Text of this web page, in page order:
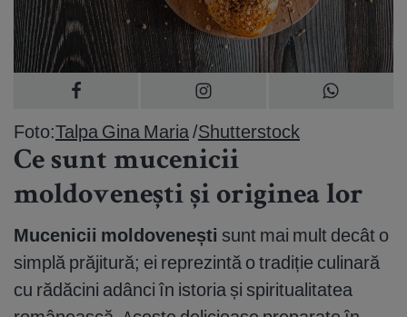
Foto:Talpa Gina Maria/Shutterstock
Ce sunt mucenicii
moldovenești și originea lor
Mucenicii moldovenești sunt mai mult decât o
simplă prăjitură; ei reprezintă o tradiție culinară
cu rădăcini adânci în istoria și spiritualitatea